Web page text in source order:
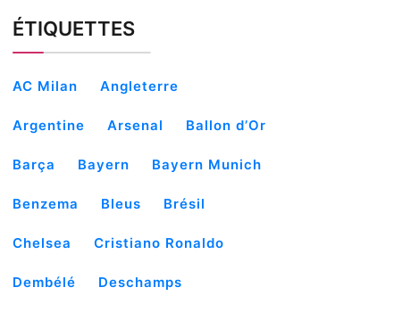
ÉTIQUETTES
AC Milan Angleterre
Argentine Arsenal Ballon d’Or
Barça Bayern Bayern Munich
Benzema Bleus Brésil
Chelsea Cristiano Ronaldo
Dembélé Deschamps